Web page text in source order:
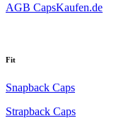
AGB CapsKaufen.de
Fit
Snapback Caps
Strapback Caps